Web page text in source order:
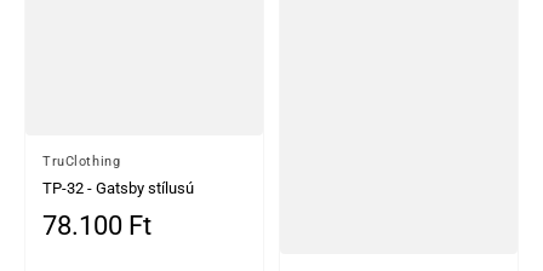
Által
TruClothing
TP-32 - Gatsby stílusú
sötétkék, 3 darabos
gyapjúkeverék tweed öltöny
Normál ár
78.100 Ft